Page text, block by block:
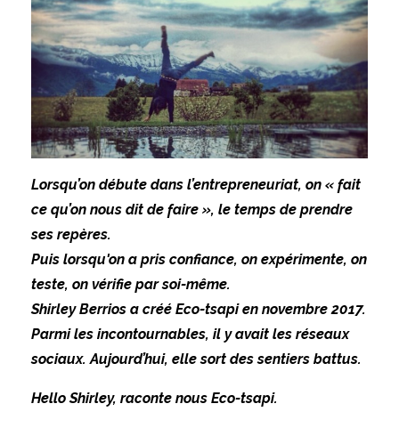
Lorsqu’on débute dans l’entrepreneuriat, on « fait
ce qu’on nous dit de faire », le temps de prendre
ses repères.
Puis lorsqu'on a pris confiance, on expérimente, on
teste, on vérifie par soi-même.
Shirley Berrios a créé Eco-tsapi en novembre 2017.
Parmi les incontournables, il y avait les réseaux
sociaux. Aujourd’hui, elle sort des sentiers battus.
Hello Shirley, raconte nous Eco-tsapi.